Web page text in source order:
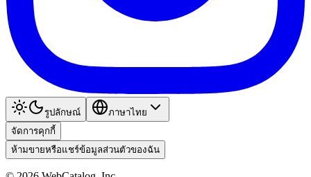
รูปลักษณ์
ภาษาไทย
จัดการคุกกี้
ห้ามขายหรือแชร์ข้อมูลส่วนตัวของฉัน